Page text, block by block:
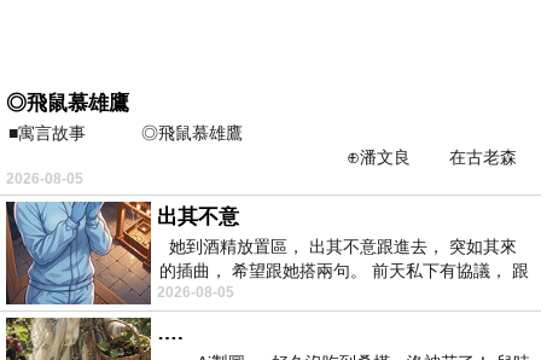
◎飛鼠慕雄鷹
■寓言故事 ◎飛鼠慕雄鷹
⊕潘文良 在古老森
林的底層，住著一隻小飛鼠
2026-08-05
出其不意
她到酒精放置區， 出其不意跟進去， 突如其來
的插曲， 希望跟她搭兩句。 前天私下有協議， 跟
著阿弟丟拉基
2026-08-05
….